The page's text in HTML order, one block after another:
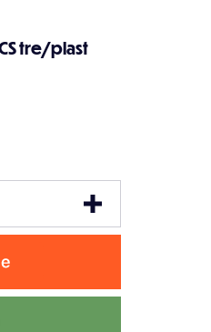
tre/plast